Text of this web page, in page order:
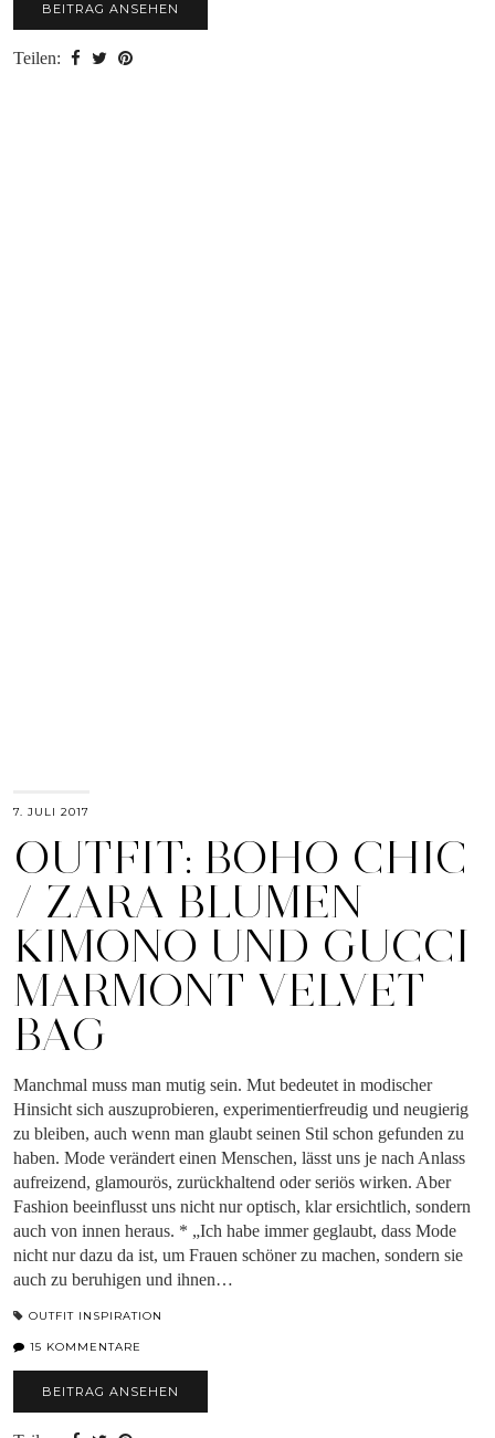
BEITRAG ANSEHEN
Teilen:
7. JULI 2017
OUTFIT: BOHO CHIC
/ ZARA BLUMEN
KIMONO UND GUCCI
MARMONT VELVET
BAG
Manchmal muss man mutig sein. Mut bedeutet in modischer
Hinsicht sich auszuprobieren, experimentierfreudig und neugierig
zu bleiben, auch wenn man glaubt seinen Stil schon gefunden zu
haben. Mode verändert einen Menschen, lässt uns je nach Anlass
aufreizend, glamourös, zurückhaltend oder seriös wirken. Aber
Fashion beeinflusst uns nicht nur optisch, klar ersichtlich, sondern
auch von innen heraus. * „Ich habe immer geglaubt, dass Mode
nicht nur dazu da ist, um Frauen schöner zu machen, sondern sie
auch zu beruhigen und ihnen…
OUTFIT INSPIRATION
15 KOMMENTARE
BEITRAG ANSEHEN